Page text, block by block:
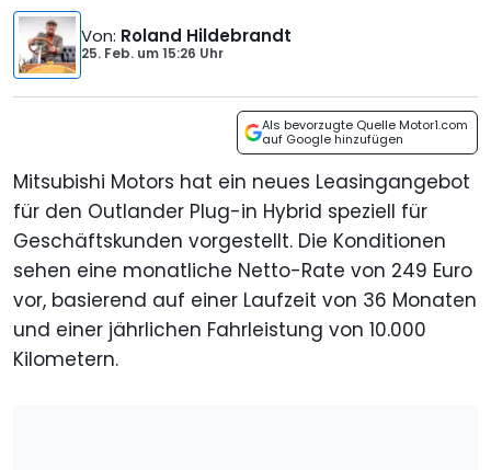
Von: Roland Hildebrandt
25. Feb. um15:26 Uhr
Als bevorzugte Quelle Motor1.com
auf Google hinzufügen
Mitsubishi Motors hat ein neues Leasingangebot
für den Outlander Plug-in Hybrid speziell für
Geschäftskunden vorgestellt. Die Konditionen
sehen eine monatliche Netto-Rate von 249 Euro
vor, basierend auf einer Laufzeit von 36 Monaten
und einer jährlichen Fahrleistung von 10.000
Kilometern.